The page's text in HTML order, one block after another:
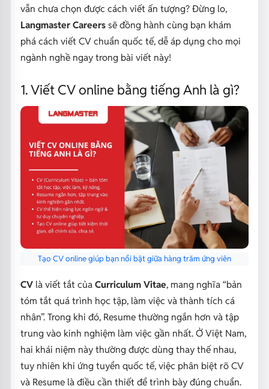
vẫn chưa chọn được cách viết ấn tượng? Đừng lo,
Langmaster Careerssẽ đồng hành cùng bạn khám
phá cách viết CV chuẩn quốc tế, dễ áp dụng cho mọi
ngành nghề ngay trong bài viết này!
1. Viết CV online bằng tiếng Anh là gì?
Tạo CV online giúp bạn nổi bật giữa hàng trăm ứng viên
CV là viết tắt của Curriculum Vitae, mang nghĩa “bản
tóm tắt quá trình học tập, làm việc và thành tích cá
nhân”. Trong khi đó, Resume thường ngắn hơn và tập
trung vào kinh nghiệm làm việc gần nhất. Ở Việt Nam,
hai khái niệm này thường được dùng thay thế nhau,
tuy nhiên khi ứng tuyển quốc tế, việc phân biệt rõ CV
và Resume là điều cần thiết để trình bày đúng chuẩn.